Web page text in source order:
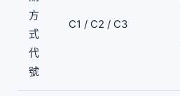
方
式
代
號
C1 / C2 / C3